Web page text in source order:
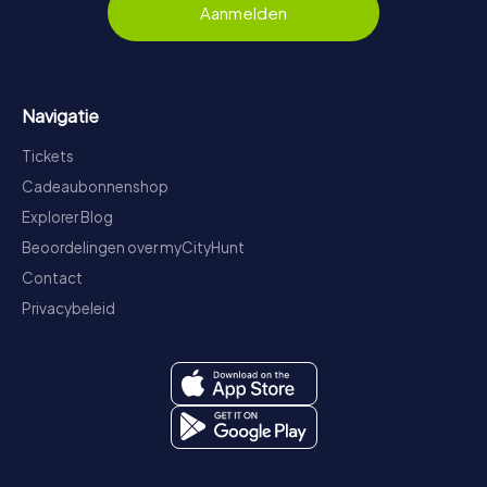
Aanmelden
Navigatie
Tickets
Cadeaubonnenshop
Explorer Blog
Beoordelingen over myCityHunt
Contact
Privacybeleid